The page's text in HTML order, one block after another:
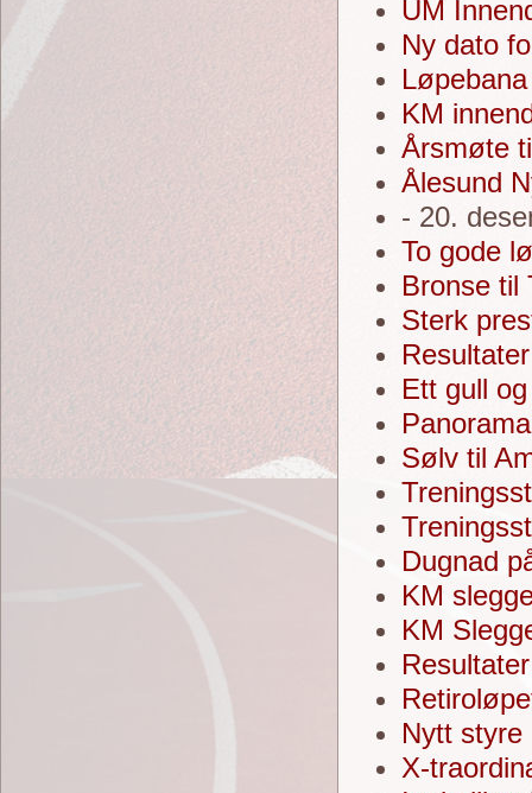
UM
Ny dato
KM
Årsmøte
Ålesund
- 20.
To gode
Bronse til
Sterk
Ett gull
Sølv til
Dugnad
KM
KM
Nytt styre
X-